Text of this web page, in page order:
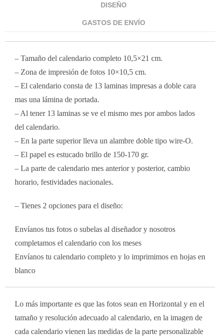
DISEÑO
GASTOS DE ENVÍO
– Tamaño del calendario completo 10,5×21 cm.
– Zona de impresión de fotos 10×10,5 cm.
– El calendario consta de 13 laminas impresas a doble cara
mas una lámina de portada.
– Al tener 13 laminas se ve el mismo mes por ambos lados
del calendario.
– En la parte superior lleva un alambre doble tipo wire-O.
– El papel es estucado brillo de 150-170 gr.
– La parte de calendario mes anterior y posterior, cambio
horario, festividades nacionales.
– Tienes 2 opciones para el diseño:
Envíanos tus fotos o subelas al diseñador y nosotros
completamos el calendario con los meses
Envíanos tu calendario completo y lo imprimimos en hojas en
blanco
Lo más importante es que las fotos sean en Horizontal y en el
tamaño y resolución adecuado al calendario, en la imagen de
cada calendario vienen las medidas de la parte personalizable